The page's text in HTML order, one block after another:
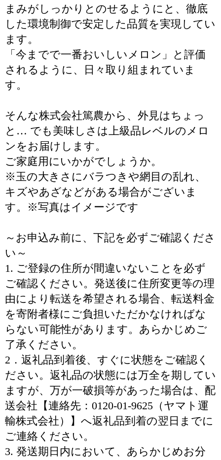
まみがしっかりとのせるようにと、徹底
した環境制御で安定した品質を実現してい
ます。
「今までで一番おいしいメロン」と評価
されるように、日々取り組まれていま
す。
そんな株式会社篤農から、外見はちょっ
と… でも美味しさは上級品レベルのメロ
ンをお届けします。
ご家庭用にいかがでしょうか。
※玉の大きさにバラつきや網目の乱れ、
キズやあざなどがある場合がございま
す。※写真はイメージです
～お申込み前に、下記を必ずご確認くださ
い～
1. ご登録の住所が間違いないことを必ず
ご確認ください。発送後に住所変更等の理
由により転送を希望される場合、転送料金
を寄附者様にご負担いただかなければな
らない可能性があります。あらかじめご
了承ください。
2．返礼品到着後、すぐに状態をご確認く
ださい。返礼品の状態には万全を期してい
ますが、万が一破損等があった場合は、配
送会社【連絡先：0120-01-9625（ヤマト運
輸株式会社）】へ返礼品到着の翌日までに
ご連絡ください。
3. 発送期日内において、あらかじめお分